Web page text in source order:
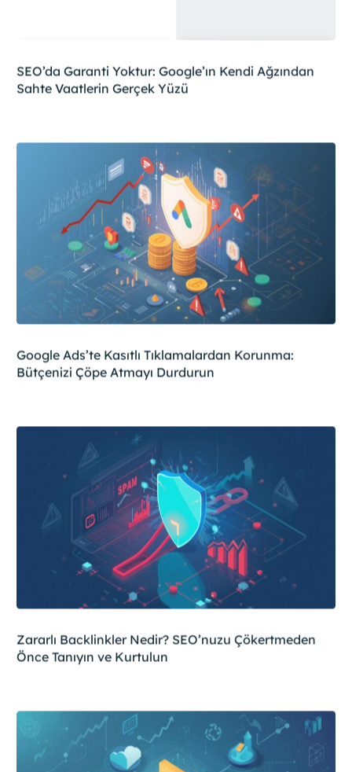
SEO’da Garanti Yoktur: Google’ın Kendi Ağzından
Sahte Vaatlerin Gerçek Yüzü
Google Ads’te Kasıtlı Tıklamalardan Korunma:
Bütçenizi Çöpe Atmayı Durdurun
Zararlı Backlinkler Nedir? SEO’nuzu Çökertmeden
Önce Tanıyın ve Kurtulun